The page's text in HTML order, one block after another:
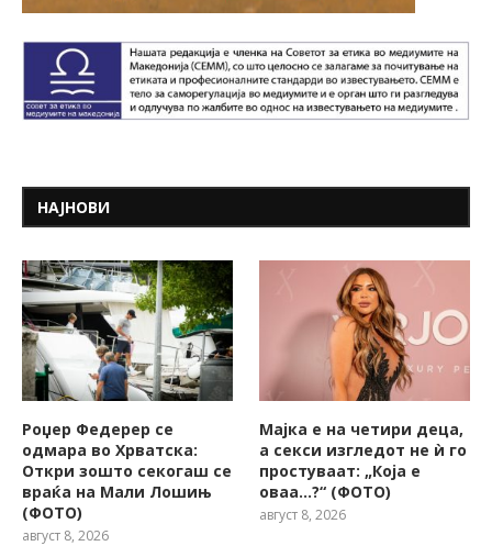
НАЈНОВИ
Роџер Федерер се
одмара во Хрватска:
Откри зошто секогаш се
враќа на Мали Лошињ
(ФОТО)
август 8, 2026
Мајка е на четири деца,
а секси изгледот не ѝ го
простуваат: „Која е
оваа…?“ (ФОТО)
август 8, 2026